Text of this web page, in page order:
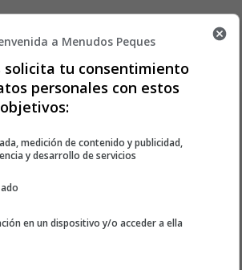
a Menudos Peques
solicita tu consentimiento
personales con estos
objetivos:
medición de contenido y publicidad,
y desarrollo de servicios
en un dispositivo y/o acceder a ella